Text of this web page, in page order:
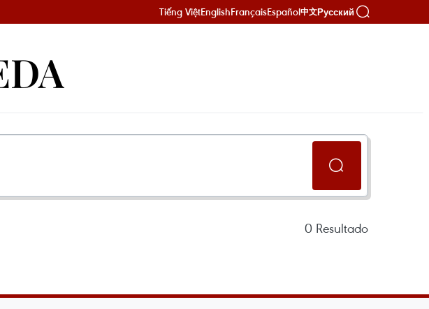
Tiếng ViệtEnglishFrançaisEspañol中文Русский
0 Resultado